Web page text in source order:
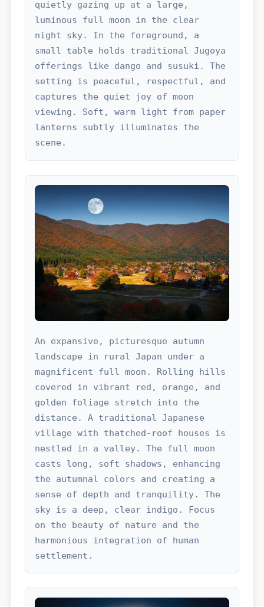
quietly gazing up at a large,
luminous full moon in the clear
night sky. In the foreground, a
small table holds traditional Jugoya
offerings like dango and susuki. The
setting is peaceful, respectful, and
captures the quiet joy of moon
viewing. Soft, warm light from paper
lanterns subtly illuminates the
scene.
An expansive, picturesque autumn
landscape in rural Japan under a
magnificent full moon. Rolling hills
covered in vibrant red, orange, and
golden foliage stretch into the
distance. A traditional Japanese
village with thatched-roof houses is
nestled in a valley. The full moon
casts long, soft shadows, enhancing
the autumnal colors and creating a
sense of depth and tranquility. The
sky is a deep, clear indigo. Focus
on the beauty of nature and the
harmonious integration of human
settlement.